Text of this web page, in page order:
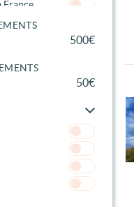
France
500€
50€